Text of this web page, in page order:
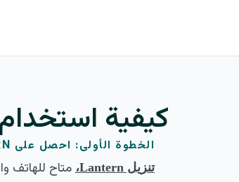
كيفية استخدام VPN لإلغاء حجب Internet Archive
الخطوة الأولى: احصل على LANTERN
تنزيل Lantern،
متاح للهاتف